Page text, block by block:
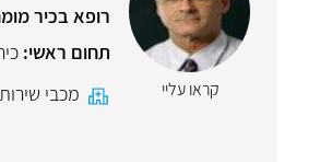
קראו עליי
רופא בכיר
תחום ראשי:
מכבי